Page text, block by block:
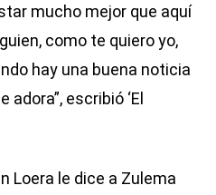
mucho mejor que aquí
como te quiero yo,
hay una buena noticia
adora”, escribió ‘El
Loera le dice a Zulema